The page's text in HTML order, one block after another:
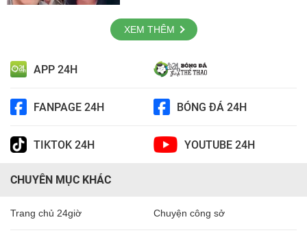
XEM THÊM
APP 24H
FANPAGE 24H BÓNG ĐÁ 24H
TIKTOK 24H YOUTUBE 24H
CHUYÊN MỤC KHÁC
Trang chủ 24giờ Chuyện công sở